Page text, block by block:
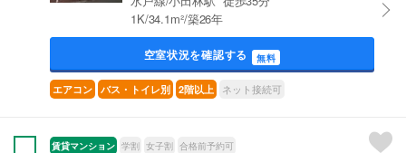
1K/34.1m²/築26年
空室状況を確認する 無料
エアコン バス・トイレ別 2階以上 ネット接続可
賃貸マンション 学割 女子割 合格前予約可